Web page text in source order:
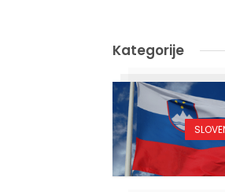
Kategorije